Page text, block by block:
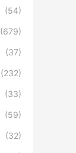
(54)
(679)
(37)
(232)
(33)
(59)
(32)